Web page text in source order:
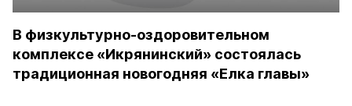
В физкультурно-оздоровительном
комплексе «Икрянинский» состоялась
традиционная новогодняя «Елка главы»